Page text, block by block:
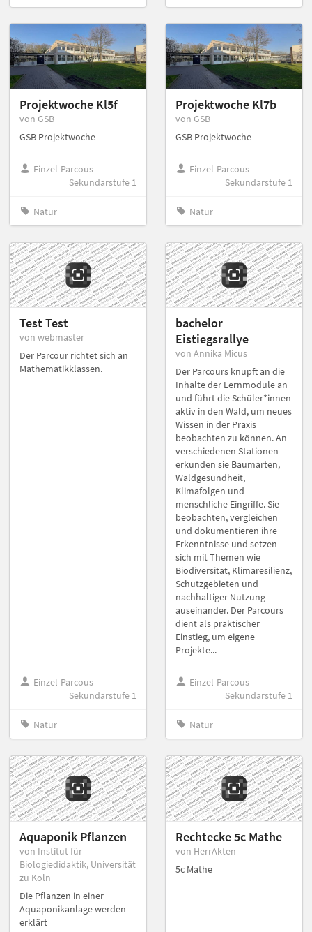
Projektwoche Kl5f
von GSB
GSB Projektwoche
Einzel-Parcous
Sekundarstufe 1
Natur
Projektwoche Kl7b
von GSB
GSB Projektwoche
Einzel-Parcous
Sekundarstufe 1
Natur
Test Test
von webmaster
Der Parcour richtet sich an
Mathematikklassen.
Einzel-Parcous
Sekundarstufe 1
Natur
bachelor
Eistiegsrallye
von Annika Micus
Der Parcours knüpft an die
Inhalte der Lernmodule an
und führt die Schüler*innen
aktiv in den Wald, um neues
Wissen in der Praxis
beobachten zu können. An
verschiedenen Stationen
erkunden sie Baumarten,
Waldgesundheit,
Klimafolgen und
menschliche Eingriffe. Sie
beobachten, vergleichen
und dokumentieren ihre
Erkenntnisse und setzen
sich mit Themen wie
Biodiversität, Klimaresilienz,
Schutzgebieten und
nachhaltiger Nutzung
auseinander. Der Parcours
dient als praktischer
Einstieg, um eigene
Projekte...
Einzel-Parcous
Sekundarstufe 1
Natur
Aquaponik Pflanzen
von Institut für
Biologiedidaktik, Universität
zu Köln
Die Pflanzen in einer
Aquaponikanlage werden
erklärt
Rechtecke 5c Mathe
von HerrAkten
5c Mathe